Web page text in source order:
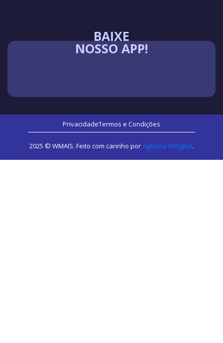
BAIXE
NOSSO APP!
PrivacidadeTermos e Condições
2025 © WMAIS. Feito com carinho porAgência WDigital.